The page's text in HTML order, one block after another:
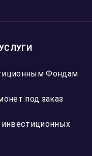
Фондам
под заказ
инвестиционных